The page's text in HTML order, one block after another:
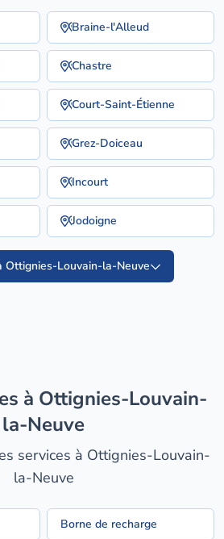
Braine-l'Alleud
Chastre
Court-Saint-Étienne
Grez-Doiceau
Incourt
Jodoigne
Ottignies-Louvain-la-Neuve
la-Neuve
services à Ottignies-Louvain-
la-Neuve
Borne de recharge